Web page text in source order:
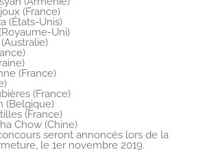
(France)
(États-Unis)
Uni)
(France)
(France)
(Belgique)
(France)
Chow (Chine)
seront annoncés lors de la
le 1er novembre 2019.